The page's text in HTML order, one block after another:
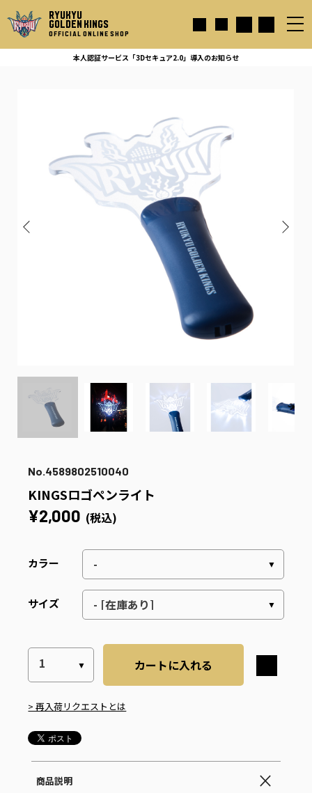
RYUKYU
GOLDEN KINGS
OFFICIAL ONLINE SHOP
本人認証サービス「3Dセキュア2.0」導入のお知らせ
No.4589802510040
KINGSロゴペンライト
¥2,000 (税込)
カラー
サイズ
カートに入れる
> 再入荷リクエストとは
商品説明